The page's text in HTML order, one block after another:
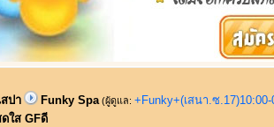
ปา Funky Spa (ผู้ดูแล: +Funky+(เสนา.ซ
ใส GFดี